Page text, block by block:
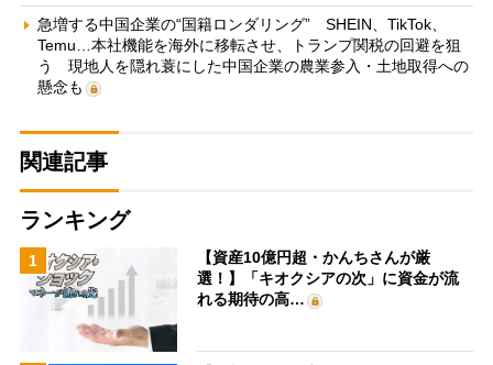
急増する中国企業の“国籍ロンダリング” SHEIN、TikTok、
Temu…本社機能を海外に移転させ、トランプ関税の回避を狙
う 現地人を隠れ蓑にした中国企業の農業参入・土地取得への
懸念も
関連記事
ランキング
1
【資産10億円超・かんちさんが厳
選！】「キオクシアの次」に資金が流
れる期待の高…